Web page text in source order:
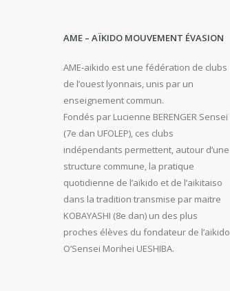
AME – AÏKIDO MOUVEMENT ÉVASION
AME-aikido est une fédération de clubs
de l’ouest lyonnais, unis par un
enseignement commun.
Fondés par Lucienne BERENGER Senseï
(7e dan UFOLEP), ces clubs
indépendants permettent, autour d’une
structure commune, la pratique
quotidienne de l’aïkido et de l’aikitaiso
dans la tradition transmise par maitre
KOBAYASHI (8e dan) un des plus
proches élèves du fondateur de l’aikido
O’Sensei Morihei UESHIBA.